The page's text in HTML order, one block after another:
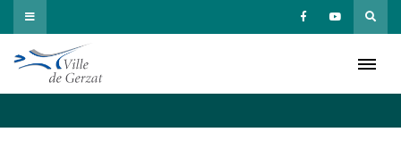
Passer
au
contenu